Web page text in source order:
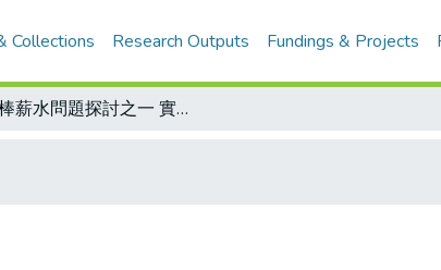
Collections Research Outputs Fundings & Projects
職棒薪水問題探討之一 實力掙高薪 鼓勵奮發 待遇有上限 恐傷鬥志